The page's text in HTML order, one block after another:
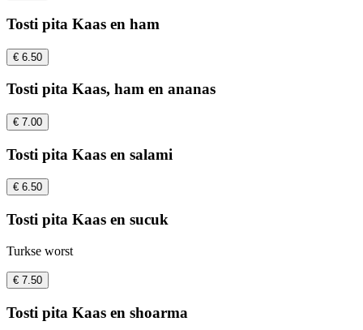
Tosti pita Kaas en ham
€ 6.50
Tosti pita Kaas, ham en ananas
€ 7.00
Tosti pita Kaas en salami
€ 6.50
Tosti pita Kaas en sucuk
Turkse worst
€ 7.50
Tosti pita Kaas en shoarma